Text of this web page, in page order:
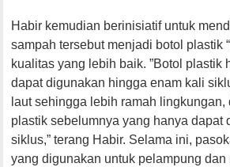
Habir kemudian berinisiatif untuk
sampah tersebut menjadi botol plastik
kualitas yang lebih baik. ”Botol plastik
dapat digunakan hingga enam kali
laut sehingga lebih ramah lingkungan,
plastik sebelumnya yang hanya dapat
siklus,” terang Habir. Selama ini,
yang digunakan untuk pelampung dan